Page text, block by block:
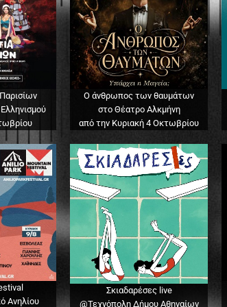
Ο άνθρωπος των θαυμάτων
στο Θέατρο Αλκμήνη
από την Κυριακή 4 Οκτωβρίου
Ανηλίου
Σκιαδαρέσες live
@Τεχνόπολη Δήμου Αθηναίων